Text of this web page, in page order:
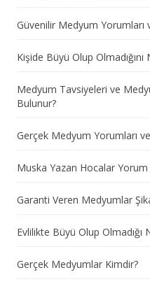
Güvenilir Medyum Yorumları
Kişide Büyü Olup Olmadığını
Medyum Tavsiyeleri ve
Bulunur?
Gerçek Medyum Yorumları
Muska Yazan Hocalar
Garanti Veren Medyumlar
Evlilikte Büyü Olup Olmadığı
Gerçek Medyumlar Kimdir?